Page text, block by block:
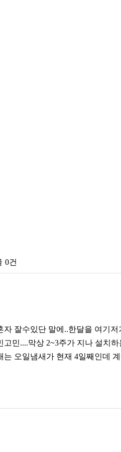
0건
잘수있단 말에..한달을 여기
민....막상 2~3주가 지나 설치
오일냄새가 현재 4일째인데